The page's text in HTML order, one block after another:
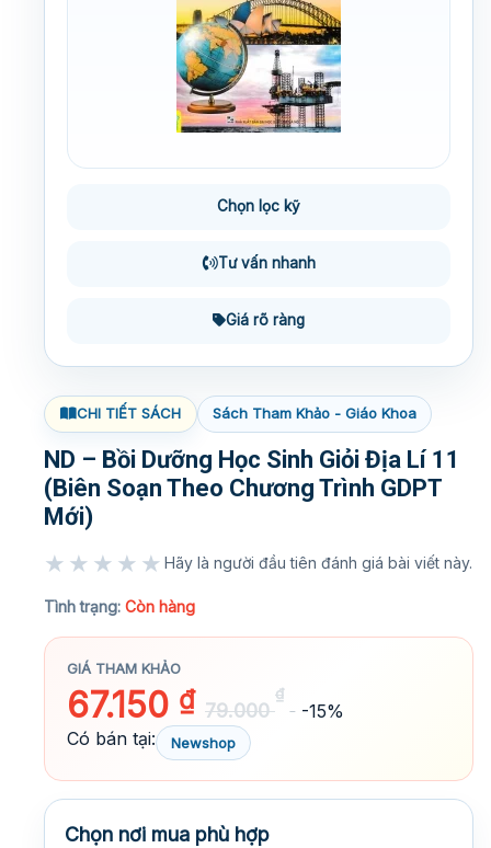
Chọn lọc kỹ
Tư vấn nhanh
Giá rõ ràng
CHI TIẾT SÁCH Sách Tham Khảo - Giáo Khoa
ND – Bồi Dưỡng Học Sinh Giỏi Địa Lí 11
(Biên Soạn Theo Chương Trình GDPT
Mới)
★★★★★ Hãy là người đầu tiên đánh giá bài viết này.
Tình trạng: Còn hàng
GIÁ THAM KHẢO
67.150 ₫ 79.000
₫
-15%
Có bán tại:
Newshop
Chọn nơi mua phù hợp